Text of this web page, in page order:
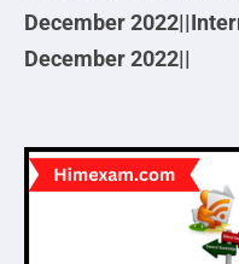
December2022||
December2022||